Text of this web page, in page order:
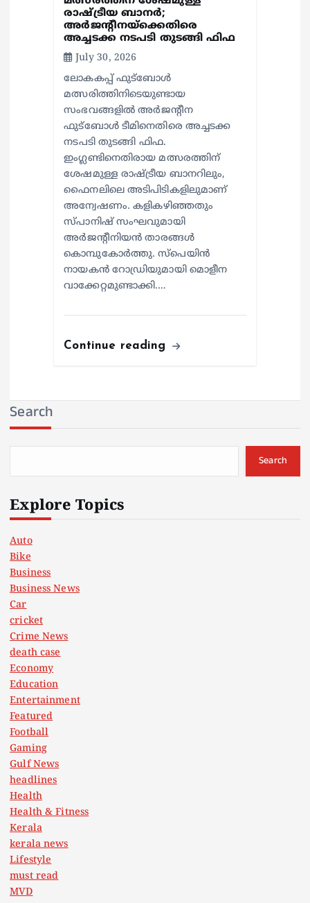
രാഷ്ട്രീയ ബാനര്‍;
അര്‍ജന്റീനയ്‌ക്കെതിരെ
അച്ചടക്ക നടപടി തുടങ്ങി ഫിഫ
July 30, 2026
ലോകകപ്പ് ഫുട്‌ബോള്‍
മത്സരിത്തിനിടെയുണ്ടായ
സംഭവങ്ങളില്‍ അര്‍ജന്റീന
ഫുട്‌ബോള്‍ ടീമിനെതിരെ അച്ചടക്ക
നടപടി തുടങ്ങി ഫിഫ.
ഇംഗ്ലണ്ടിനെതിരായ മത്സരത്തിന്
ശേഷമുള്ള രാഷ്ട്രീയ ബാനറിലും,
ഫൈനലിലെ അടിപിടികളിലുമാണ്
അന്വേഷണം. കളികഴിഞ്ഞതും
സ്പാനിഷ് സംഘവുമായി
അര്‍ജന്റീനിയന്‍ താരങ്ങള്‍
കൊമ്പുകോര്‍ത്തു. സ്പെയിന്‍
നായകന്‍ റോഡ്രിയുമായി മൊളീന
വാക്കേറ്റമുണ്ടാക്കി.…
Continue reading
Search
Search
Explore Topics
Auto
Bike
Business
Business News
Car
cricket
Crime News
death case
Economy
Education
Entertainment
Featured
Football
Gaming
Gulf News
headlines
Health
Health & Fitness
Kerala
kerala news
Lifestyle
must read
MVD